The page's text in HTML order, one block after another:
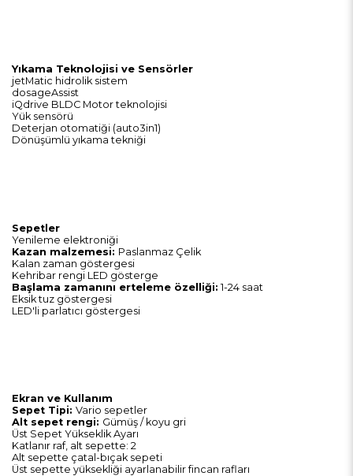
Yıkama Teknolojisi ve Sensörler
jetMatic hidrolik sistem
dosageAssist
iQdrive BLDC Motor teknolojisi
Yük sensörü
Deterjan otomatiği (auto3in1)
Dönüşümlü yıkama tekniği
Sepetler
Yenileme elektroniği
Kazan malzemesi: Paslanmaz Çelik
Kalan zaman göstergesi
Kehribar rengi LED gösterge
Başlama zamanını erteleme özelliği: 1-24 saat
Eksik tuz göstergesi
LED'li parlatıcı göstergesi
Ekran ve Kullanım
Sepet Tipi: Vario sepetler
Alt sepet rengi: Gümüş / koyu gri
Üst Sepet Yükseklik Ayarı
Katlanır raf, alt sepette: 2
Alt sepette çatal-bıçak sepeti
Üst sepette yüksekliği ayarlanabilir fincan rafları